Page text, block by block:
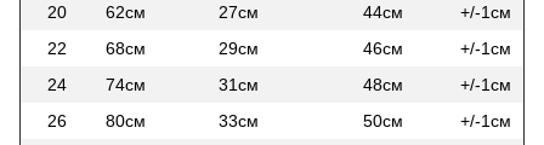
20 62см 27см 44см
+/-1см
22
68см 29см 46см
+/-1см
24
74см 31см 48см
+/-1см
26
80см 33см 50см
+/-1см